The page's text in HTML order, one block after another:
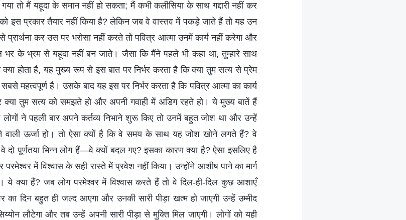
तो मैं यहूदा के समान नहीं हो सकता; मैं कभी कलीसिया के साथ गद्दारी नहीं कर
इस प्रकार तैयार नहीं किया है? लेकिन जब वे वास्तव में पकड़े जाते हैं तो यह उन
प्रार्थना कर उस पर भरोसा नहीं करते तो पवित्र आत्मा उनमें कार्य नहीं करेगा और
भर के भ्रम से यहूदा नहीं बन जाते। जैसा कि मैंने पहले भी कहा था, तुम्‍हारे साथ
क्या होता है, यह मुख्य रूप से इस बात पर निर्भर करता है कि क्या तुम सत्य से प्रेम
महत्वपूर्ण है। उसके बाद यह इस पर निर्भर करता है कि पवित्र आत्मा का कार्य
क्या तुम सत्य को समझते हो और अपनी गवाही में अडिग रहते हो। ये मुख्य बातें हैं
ने पहली बार अपने कर्तव्य निभाने शुरू किए तो उनमें बहुत जोश था और उन्हें
वाली ऊर्जा हो। तो ऐसा क्यों है कि वे समय के साथ यह जोश खोने लगते हैं? वे
पूर्णतया भिन्न लोग हैं—वे क्यों बदल गए? इसका कारण क्या है? ऐसा इसलिए है
में विश्वास के सही रास्ते में प्रवेश नहीं किया। उन्होंने आशीष पाने का मार्ग
क्‍या हैं? जब लोग परमेश्वर में विश्वास करते हैं तो वे दिल-ही-दिल कुछ आशाएँ
दिन बहुत ही जल्‍द आएगा और उनकी सारी पीड़ा खत्‍म हो जाएगी उन्‍हें उम्‍मीद
लौटेगा और तब उन्‍हें अपनी सारी पीड़ा से मुक्ति मिल जाएगी। लोगों को यही